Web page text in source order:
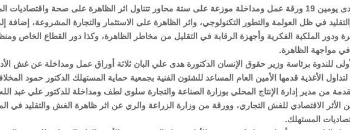
وتستعرض الندوة على مدى يومين 19 ورقة عمل ومداخلة موزعة على ستة محاور تتناول اثر الظاهرة على صحة
في ظل العولمة والتطور التكنولوجي، واثر الظاهرة على الاستثمار والتجارة المشروعة، إضافة
ودور الملكية الفكرية وأجهزة الرقابة في التقليل من مخاطر الظاهرة، وكذا دور القطاع الخاص
في مواجهة الظاهرة.
للندوة برئاسة وزير حقوق الإنسان الدكتورة هدى علي البان ثلاثة أوراق عمل ومداخلة عن غش
لتداول الأغذية قدمها الأمين العام المساعد للشئون الفنية بجمعية حماية المستهلك الدكتور حمود
من مدير إدارة الإنتاج المحلي بوزارة الصناعة والتجارة سلوى لطف ومداخلة للدكتور علي عبد الله
الأثر الاقتصادي للغش التجاري، وورقة من وزارة الزراعة والري عن اثر ظاهرة الغش والتقليد في
المستهلك.